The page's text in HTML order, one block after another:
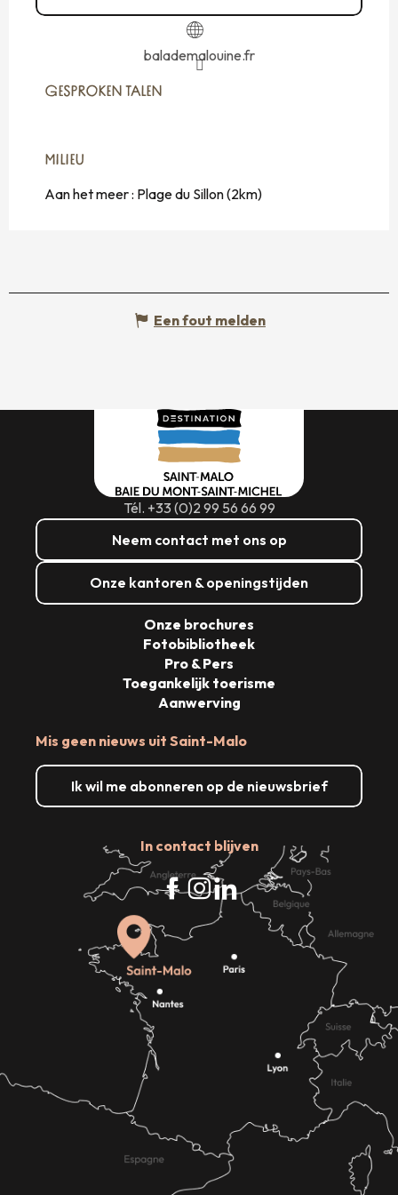
balademalouine.fr
GESPROKEN TALEN
GESPROKEN TALEN
MILIEU
MILIEU
Aan het meer : Plage du Sillon(2km)
Een fout melden
Tél. +33 (0)2 99 56 66 99
Neem contact met ons op
Onze kantoren & openingstijden
Mis geen nieuws uit Saint-Malo
Ik wil me abonneren op de nieuwsbrief
In contact blijven
Onze brochures
Fotobibliotheek
Pro & Pers
Toegankelijk toerisme
Aanwerving